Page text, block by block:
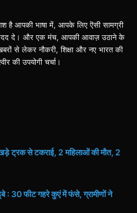
है आपकी भाषा में, आपके लिए ऎसी सामग्री
दे। और एक मंच, आपकी आवाज़ उठाने के
से लेकर नौकरी, शिक्षा और नए भारत की
की उपयोगी चर्चा।
ट्रक से टकराई, 2 महिलाओं की मौत, 2
: 30 फीट गहरे कुएं में फंसे, ग्रामीणों ने